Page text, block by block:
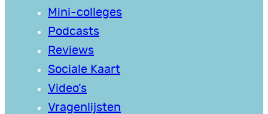
Mini-colleges
Podcasts
Reviews
Sociale Kaart
Video’s
Vragenlijsten